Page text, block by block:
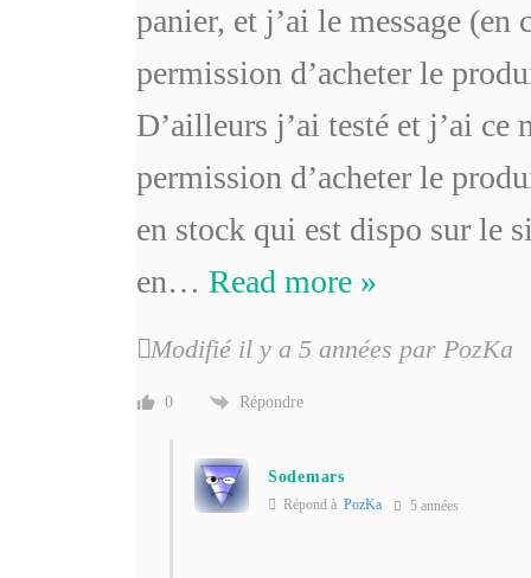
panier, et j’ai le message (en
permission d’acheter le
D’ailleurs j’ai testé et j’ai ce
permission d’acheter le
en stock qui est dispo sur le
en… Read more »
Modifié il y a 5 années par PozKa
0 Répondre
Sodemars
Répond à PozKa 5 années